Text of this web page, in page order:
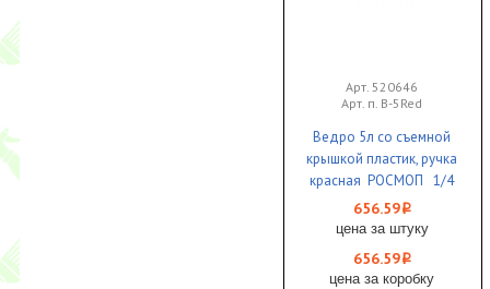
Арт. 520646
Арт. п. В-5Red
Ведро 5л со съемной
крышкой пластик, ручка
красная РОСМОП 1/4
656.59i
цена за штуку
656.59i
цена за коробку